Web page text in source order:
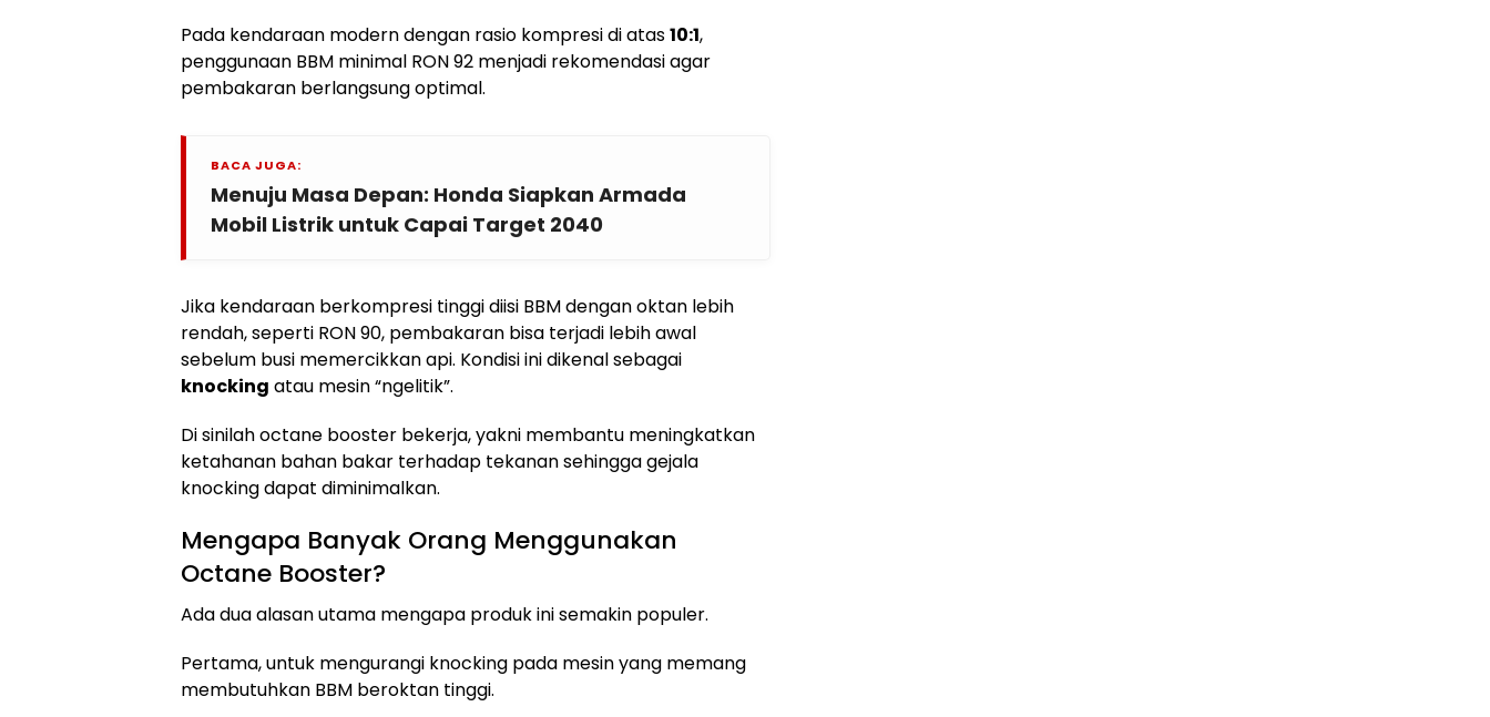
Pada kendaraan modern dengan rasio kompresi di atas10:1,
penggunaan BBM minimal RON 92 menjadi rekomendasi agar
pembakaran berlangsung optimal.
BACA JUGA:
Menuju Masa Depan: Honda Siapkan Armada
Mobil Listrik untuk Capai Target 2040
Jika kendaraan berkompresi tinggi diisi BBM dengan oktan lebih
rendah, seperti RON 90, pembakaran bisa terjadi lebih awal
sebelum busi memercikkan api. Kondisi ini dikenal sebagai
knocking atau mesin “ngelitik”.
Di sinilah octane booster bekerja, yakni membantu meningkatkan
ketahanan bahan bakar terhadap tekanan sehingga gejala
knocking dapat diminimalkan.
Mengapa Banyak Orang Menggunakan
Octane Booster?
Ada dua alasan utama mengapa produk ini semakin populer.
Pertama, untuk mengurangi knocking pada mesin yang memang
membutuhkan BBM beroktan tinggi.